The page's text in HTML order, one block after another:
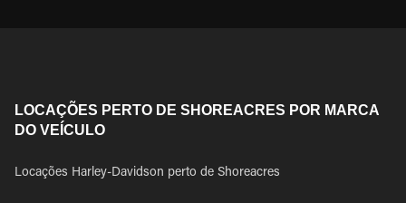
LOCAÇÕES PERTO DE SHOREACRES POR MARCA
DO VEÍCULO
Locações Harley-Davidson perto de Shoreacres